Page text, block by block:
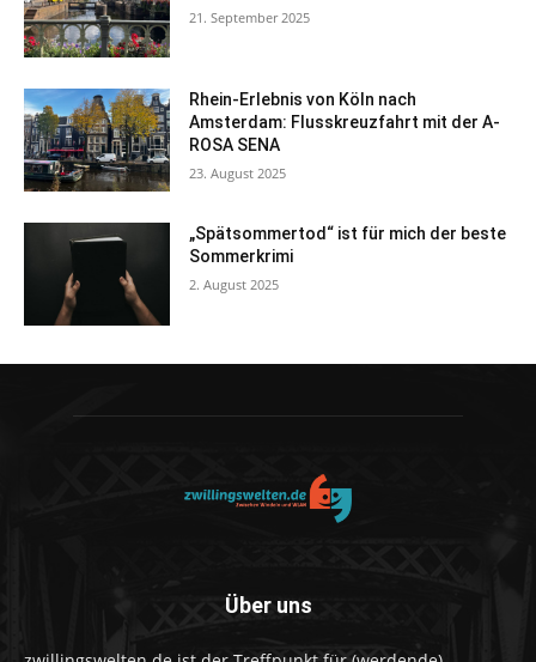
21. September 2025
Rhein-Erlebnis von Köln nach
Amsterdam: Flusskreuzfahrt mit der A-
ROSA SENA
23. August 2025
„Spätsommertod“ ist für mich der beste
Sommerkrimi
2. August 2025
Über uns